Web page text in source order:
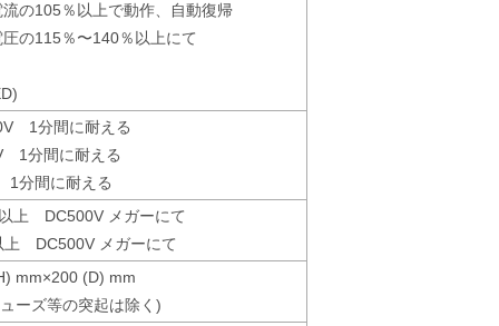
の105％以上で動作、自動復帰
の115％〜140％以上にて
1分間に耐える
1分間に耐える
分間に耐える
上 DC500V メガーにて
上 DC500V メガーにて
mm×200 (D) mm
ーズ等の突起は除く)